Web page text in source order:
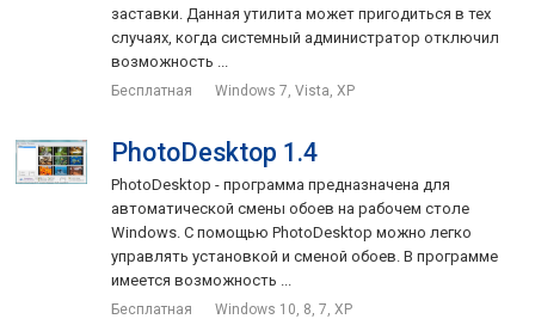
заставки. Данная утилита может пригодиться в тех
случаях, когда системный администратор отключил
возможность ...
Бесплатная Windows 7, Vista, XP
PhotoDesktop 1.4
PhotoDesktop - программа предназначена для
автоматической смены обоев на рабочем столе
Windows. С помощью PhotoDesktop можно легко
управлять установкой и сменой обоев. В программе
имеется возможность ...
Бесплатная Windows 10, 8, 7, XP